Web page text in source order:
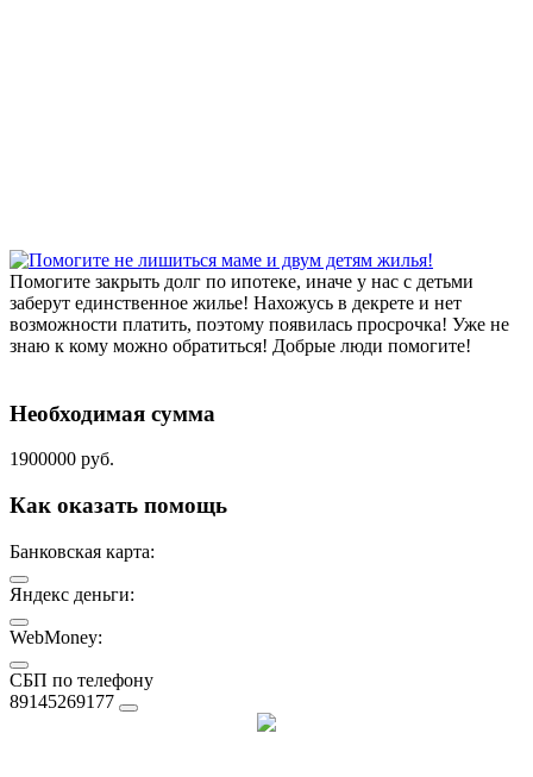
Помогите закрыть долг по ипотеке, иначе у нас с детьми
заберут единственное жилье! Нахожусь в декрете и нет
возможности платить, поэтому появилась просрочка! Уже не
знаю к кому можно обратиться! Добрые люди помогите!
Необходимая сумма
1900000 руб.
Как оказать помощь
Банковская карта:
Яндекс деньги:
WebMoney:
СБП по телефону
89145269177